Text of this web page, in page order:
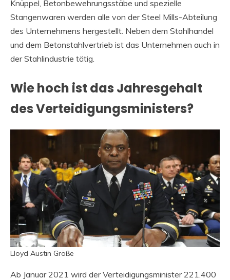
Knüppel, Betonbewehrungsstäbe und spezielle
Stangenwaren werden alle von der Steel Mills-Abteilung
des Unternehmens hergestellt. Neben dem Stahlhandel
und dem Betonstahlvertrieb ist das Unternehmen auch in
der Stahlindustrie tätig.
Wie hoch ist das Jahresgehalt
des Verteidigungsministers?
Lloyd Austin Größe
Ab Januar 2021 wird der Verteidigungsminister 221.400